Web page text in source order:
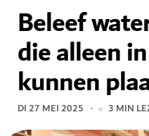
Beleef
die alleen
kunnen
DI 27 MEI 2025 3 MIN